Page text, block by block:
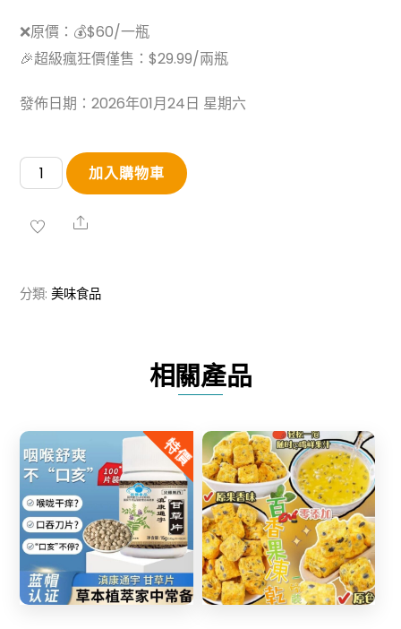
❌原價：💰$60/一瓶
🎉超級瘋狂價僅售：$29.99/兩瓶
發佈日期：2026年01月24日 星期六
省
大
酒
莓
酒
數
量
加入購物車
Share
分類:美味食品
相關產品
特價
Share
Share